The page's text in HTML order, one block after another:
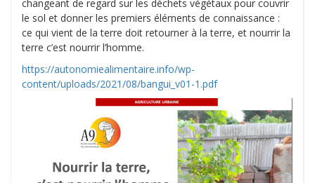
changeant de regard sur les déchets végétaux pour couvrir
le sol et donner les premiers éléments de connaissance :
ce qui vient de la terre doit retourner à la terre, et nourrir la
terre c’est nourrir l’homme.
https://autonomiealimentaire.info/wp-
content/uploads/2021/08/bangui_v01-1.pdf